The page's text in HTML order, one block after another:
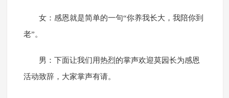
女：感恩就是简单的一句“你养我长大，我陪你到
老”。
男：下面让我们用热烈的掌声欢迎莫园长为感恩
活动致辞，大家掌声有请。